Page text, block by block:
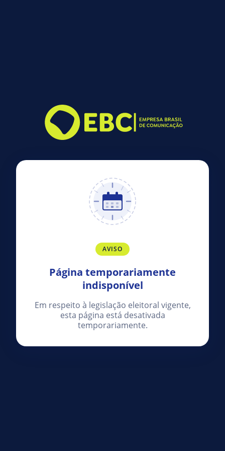
AVISO
Página temporariamente
indisponível
Em respeito à legislação eleitoral vigente,
esta página está desativada
temporariamente.